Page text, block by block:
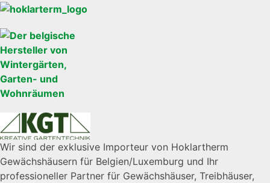
Wir sind der exklusive Importeur von Hoklartherm
Gewächshäusern für Belgien/Luxemburg und Ihr
professioneller Partner für Gewächshäuser, Treibhäuser,